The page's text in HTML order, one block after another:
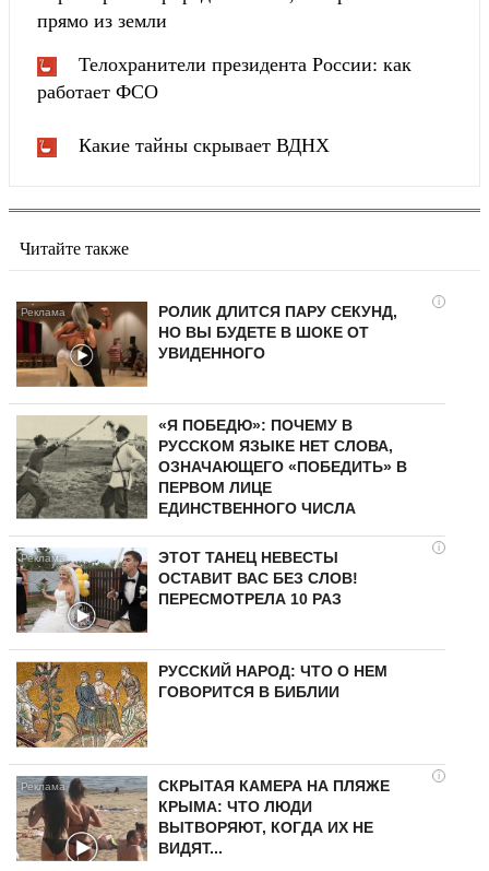
прямо из земли
Телохранители президента России: как
работает ФСО
Какие тайны скрывает ВДНХ
Читайте также
i
РОЛИК ДЛИТСЯ ПАРУ СЕКУНД,
НО ВЫ БУДЕТЕ В ШОКЕ ОТ
УВИДЕННОГО
«Я ПОБЕДЮ»: ПОЧЕМУ В
РУССКОМ ЯЗЫКЕ НЕТ СЛОВА,
ОЗНАЧАЮЩЕГО «ПОБЕДИТЬ» В
ПЕРВОМ ЛИЦЕ
ЕДИНСТВЕННОГО ЧИСЛА
i
ЭТОТ ТАНЕЦ НЕВЕСТЫ
ОСТАВИТ ВАС БЕЗ СЛОВ!
ПЕРЕСМОТРЕЛА 10 РАЗ
РУССКИЙ НАРОД: ЧТО О НЕМ
ГОВОРИТСЯ В БИБЛИИ
i
СКРЫТАЯ КАМЕРА НА ПЛЯЖЕ
КРЫМА: ЧТО ЛЮДИ
ВЫТВОРЯЮТ, КОГДА ИХ НЕ
ВИДЯТ...